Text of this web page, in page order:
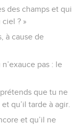
des champs et qui
? »
à cause de
pas : le
que tu ne
qu’il tarde à agir.
et qu’il ne